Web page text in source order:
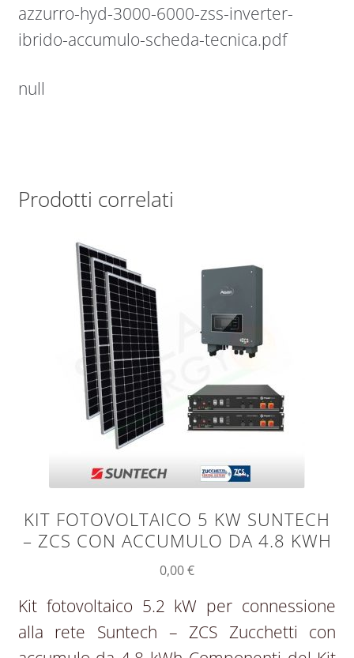
azzurro-hyd-3000-6000-zss-inverter-
ibrido-accumulo-scheda-tecnica.pdf
null
Prodotti correlati
KIT FOTOVOLTAICO 5 KW SUNTECH
– ZCS CON ACCUMULO DA 4.8 KWH
0,00€
Kit fotovoltaico 5.2 kW per connessione
alla rete Suntech – ZCS Zucchetti con